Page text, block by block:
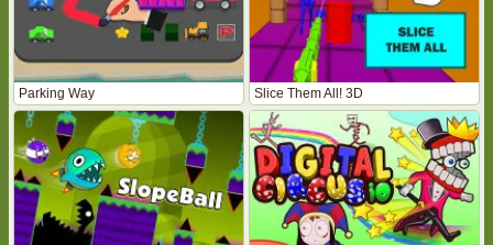
Parking Way Slice Them All! 3D